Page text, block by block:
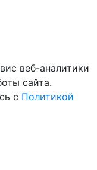
веб-аналитики
сайта.
с Политикой